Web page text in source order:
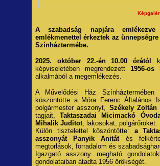
A szabadság napjára
emlékmenettel érkeztek az
Színháztermébe.
2025. október 22.-én 10.00 órától
képviseletében megrendezett 1956-os
alkalmából a megemlékezés.
A Művelődési Ház
köszöntötte a Móra Ferenc Általános
polgármester asszonyt, Székely Zoltán
tagjait,Taktaszadai Micimackó
Mihalik Juditot, lakosokat, polgárőröket.
Külön tisztelettel köszöntötte: a
asszonyát Panyik Anitátés felkérte
megtorlások, forradalom és
Igazgató asszony megható
gondolataiban átadta 1956 örökségét.